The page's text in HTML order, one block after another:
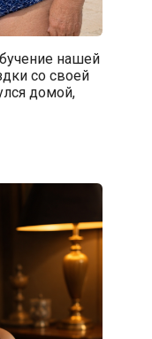
нашей
со своей
домой,